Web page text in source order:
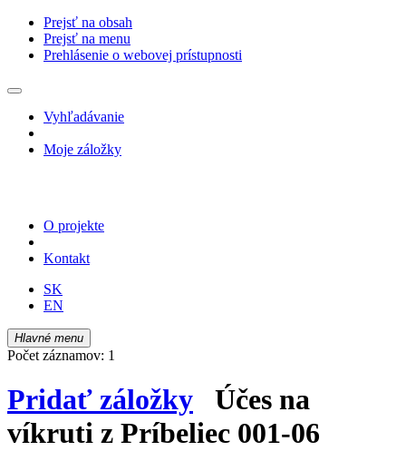
Prejsť na obsah
Prejsť na menu
Prehlásenie o webovej prístupnosti
Vyhľadávanie
Moje záložky
O projekte
Kontakt
SK
EN
Hlavné menu
Počet záznamov: 1
Pridať záložky Účes na
víkruti z Príbeliec 001-06